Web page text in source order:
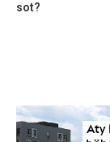
sot?